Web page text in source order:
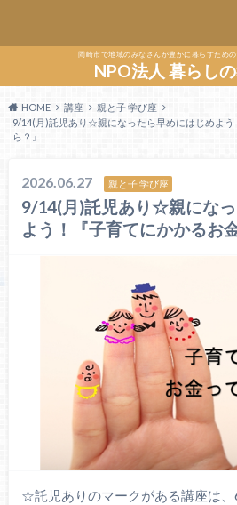
岡崎市で地域のみなさんが豊かに暮らすため
NPO法人 暮らし
HOME 講座
親と子 学び座
9/14(月)託児あり☆親になったら早めにはじめよう
ら？』
2026.06.27 親と子 学び座
9/14(月)託児あり☆親にな
よう！『子育てにかかるお
☆託児ありのマークがある講座は